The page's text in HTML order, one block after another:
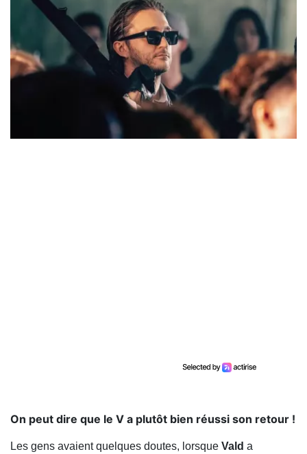
On peut dire que le V a plutôt bien réussi son retour !
Les gens avaient quelques doutes, lorsque Vald a